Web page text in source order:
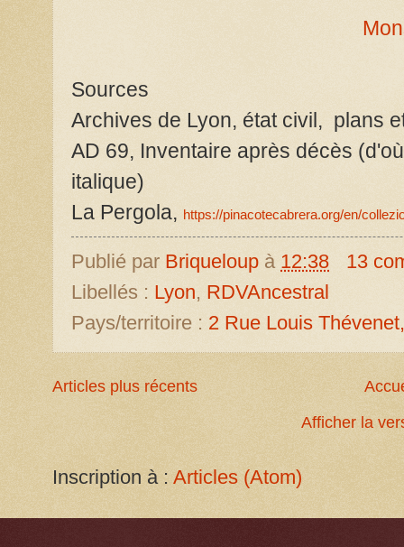
Sources
Archives de Lyon, état civil, plans
AD 69, Inventaire après décès
italique)
La Pergola, https://pinacotecabrera.org/en/
Publié par Briqueloup à 12:38
13
Libellés : Lyon, RDVAncestral
Pays/territoire : 2 Rue Louis
Articles plus récents
Afficher la
Inscription à : Articles (Atom)